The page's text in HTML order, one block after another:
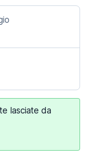
lasciate da